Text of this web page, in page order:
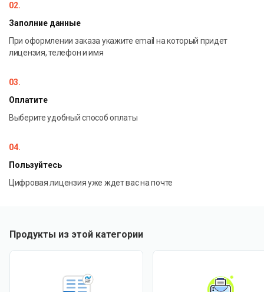
02.
Заполние данные
При оформлении заказа укажите email на который придет
лицензия, телефон и имя
03.
Оплатите
Выберите удобный способ оплаты
04.
Пользуйтесь
Цифровая лицензия уже ждет вас на почте
Продукты из этой категории